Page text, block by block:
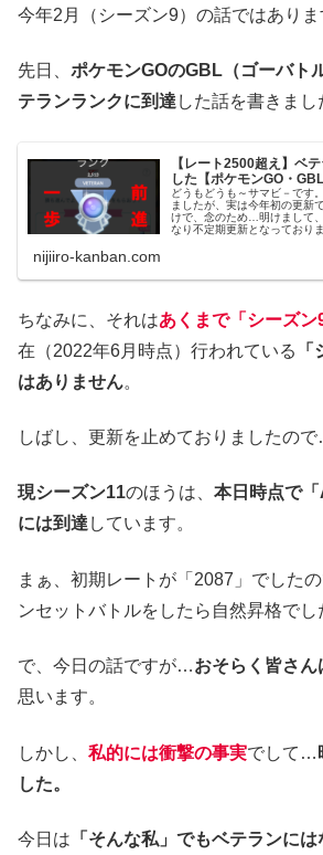
今年2月（シーズン9）の話ではあり
先日、 ポケモンGOのGBL（ゴーバト
テランランクに到達 した話を書きまし
【レート2500超え】ベ
した【ポケモンGO・GBL
どうもどうも～サマビ－です
ましたが、実は今年初の更新
けで、念のため…明けまして
なり不定期更新となっており
nijiiro-kanban.com
ちなみに、それはあくまで「シーズン9
在（2022年6月時点）行われている
はありません。
しばし、更新を止めておりましたの
現シーズン11のほうは、 本日時点で「
には到達しています。
まぁ、初期レートが「2087」でした
ンセットバトルをしたら自然昇格でし
で、今日の話ですが…おそらく皆さ
思います。
しかし、 私的には衝撃の事実でして…
した。
今日は 「そんな私」でもベテランには